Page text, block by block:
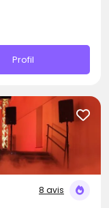
Profil
8 avis